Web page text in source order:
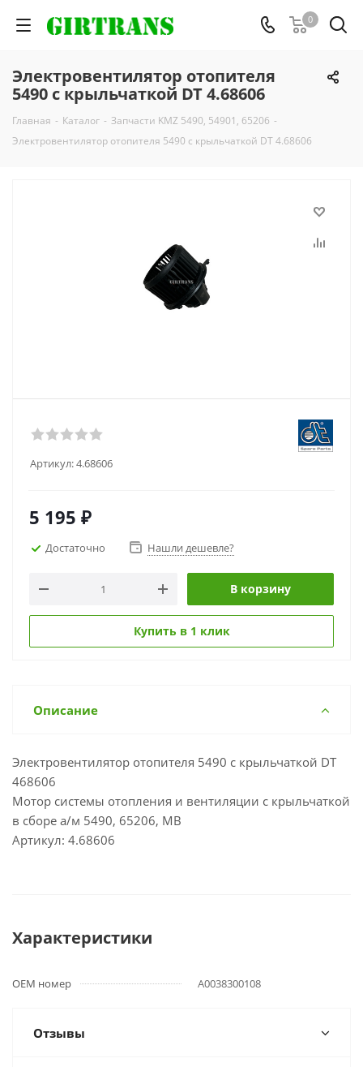
0
Электровентилятор отопителя
5490 с крыльчаткой DT 4.68606
Главная - Каталог - Запчасти KMZ 5490, 54901, 65206 -
Электровентилятор отопителя 5490 с крыльчаткой DT 4.68606
Артикул:4.68606
5 195 ₽
Достаточно Нашли дешевле?
В корзину
Купить в 1 клик
Описание
Электровентилятор отопителя 5490 с крыльчаткой DT
468606
Мотор системы отопления и вентиляции с крыльчаткой
в сборе а/м 5490, 65206, МВ
Артикул: 4.68606
Характеристики
OEM номер A0038300108
Отзывы